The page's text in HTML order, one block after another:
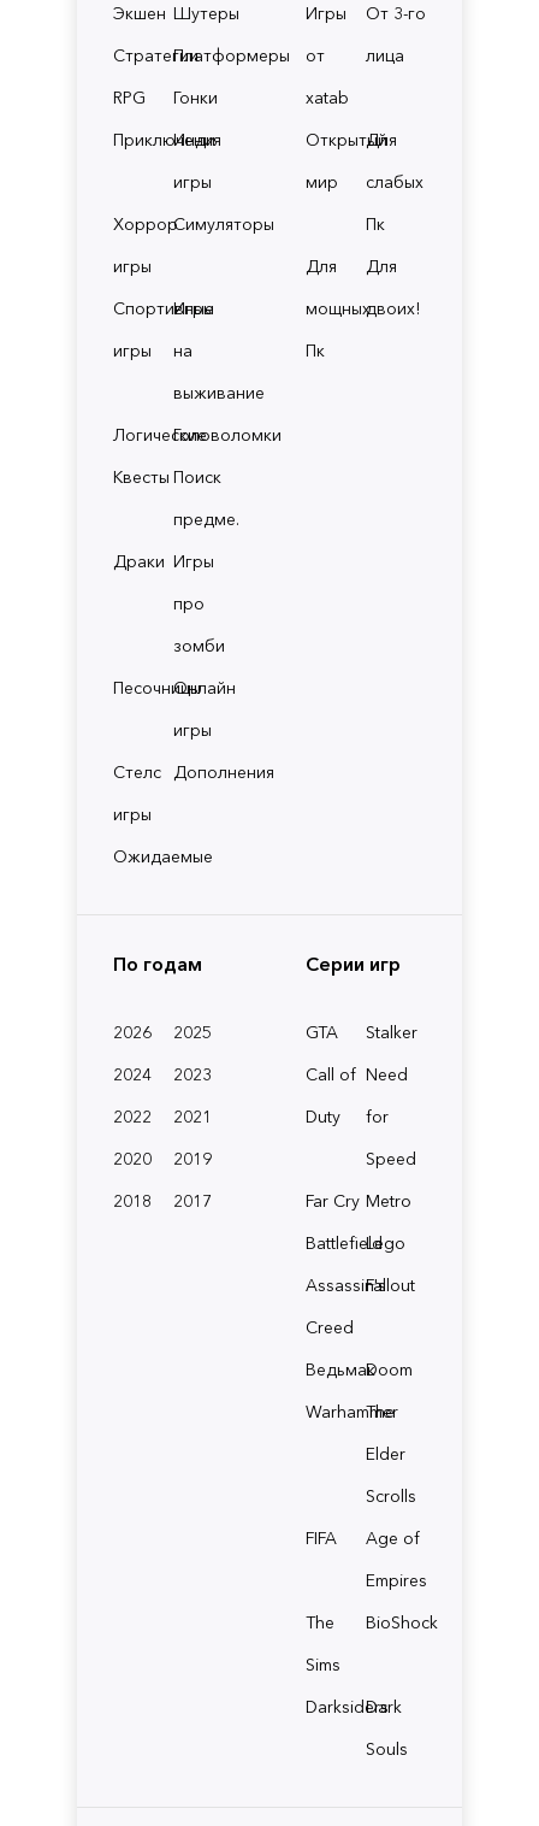
Экшен Шутеры
СтратегииПлатформеры
RPG
Гонки
Приключения
Инди
игры
Хоррор
игры
Симуляторы
Спортивные
игры
Игры
на
выживание
ЛогическиеГоловоломки
Квесты Поиск
предме.
Драки Игры
про
зомби
ПесочницыОнлайн
игры
Стелс
игры
Дополнения
Ожидаемые
Игры
от
xatab
От 3-го
лица
Открытый
мир
Для
слабых
Пк
Для
мощных
Пк
Для
двоих!
По годам
2026
2025
2024
2023
2022
2021
2020
2019
2018
2017
Серии игр
GTA
Stalker
Call of
Duty
Need
for
Speed
Far Cry Metro
BattlefieldLego
Assassin's
Creed
Fallout
ВедьмакDoom
Warhammer
The
Elder
Scrolls
FIFA
Age of
Empires
The
Sims
BioShock
Darksiders
Dark
Souls